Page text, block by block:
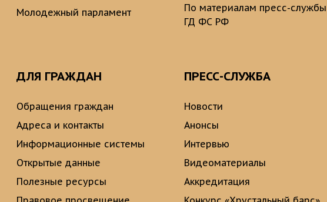
Молодежный парламент
По материалам пресс-службы
ГД ФС РФ
ДЛЯ ГРАЖДАН
Обращения граждан
Адреса и контакты
Информационные системы
Открытые данные
Полезные ресурсы
ПРЕСС-СЛУЖБА
Новости
Анонсы
Интервью
Видеоматериалы
Аккредитация